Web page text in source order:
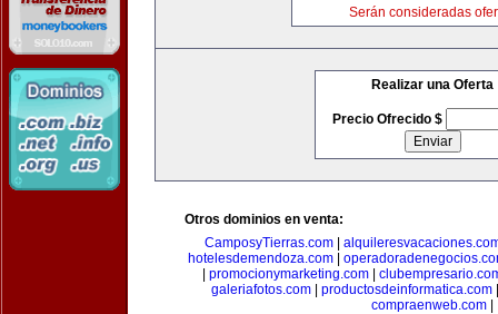
Serán consideradas
Realizar una Oferta
Precio Ofrecido $
Otros dominios en venta:
CamposyTierras.com
hotelesdemendoza.com|
promocionymarketing.com|
galeriafotos.com
productosdeinformatica.com
compraenweb.com